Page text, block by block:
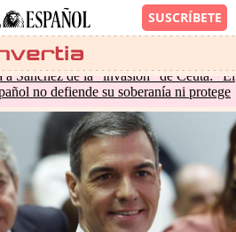
a Sánchez de la "invasión" de Ceuta: "El
no defiende su soberanía ni protege